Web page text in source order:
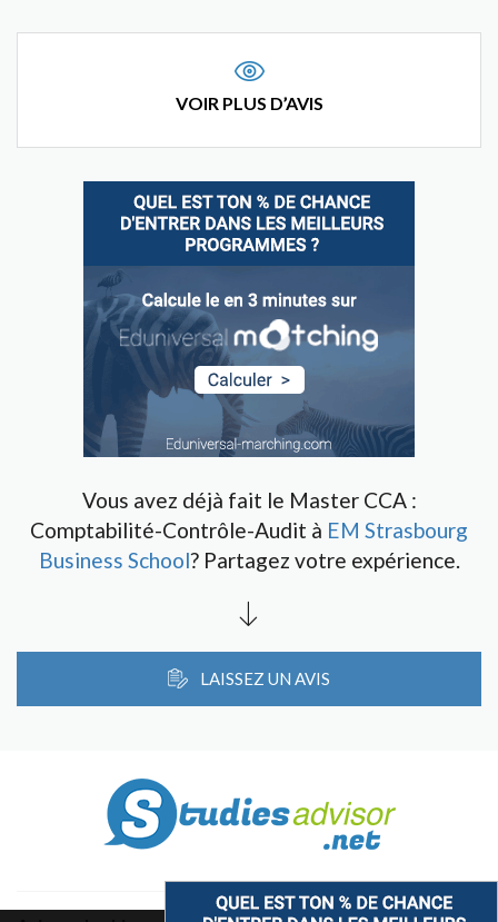
VOIR PLUS D’AVIS
Vous avez déjà fait le Master CCA :
Comptabilité-Contrôle-Audit à EM Strasbourg
Business School? Partagez votre expérience.
LAISSEZ UN AVIS